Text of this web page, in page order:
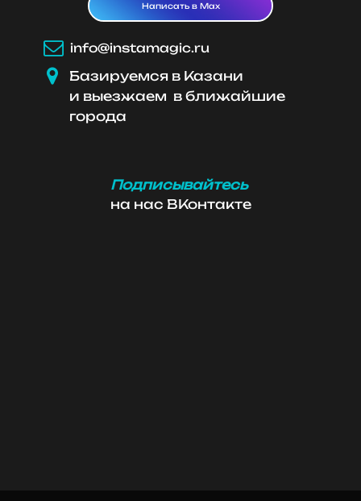
Написать в Max
 info@instamagic.ru

Базируемся в Казани
и выезжаем в ближайшие
города
Подписывайтесь
на нас ВКонтакте